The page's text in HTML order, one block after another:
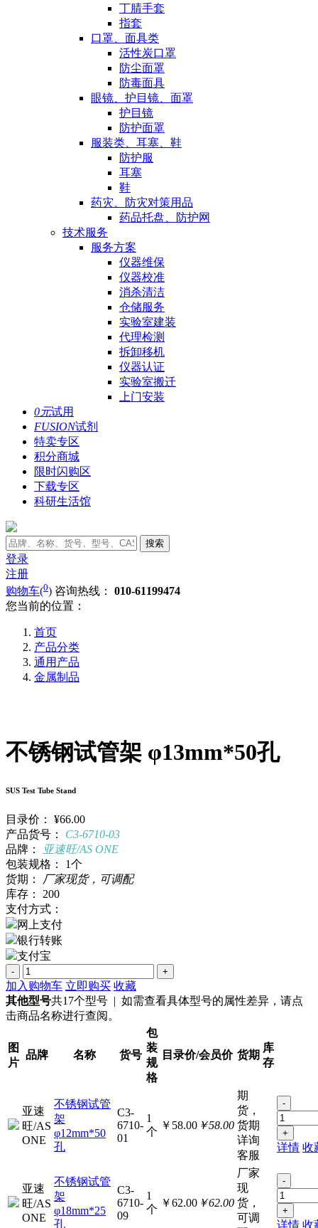
丁腈手套
指套
口罩、面具类
活性炭口罩
防尘面罩
防毒面具
眼镜、护目镜、面罩
护目镜
防护面罩
服装类、耳塞、鞋
防护服
耳塞
鞋
药灾、防灾对策用品
药品托盘、防护网
技术服务
服务方案
仪器维保
仪器校准
消杀清洁
仓储服务
实验室建装
代理检测
拆卸移机
仪器认证
实验室搬迁
上门安装
0元试用
FUSION试剂
特卖专区
积分商城
限时闪购区
下载专区
科研生活馆
搜索
登录
注册
购物车(0) 咨询热线： 010-61199474
您当前的位置：
首页
产品分类
通用产品
金属制品
不锈钢试管架 φ13mm*50孔
SUS Test Tube Stand
目录价：
¥66.00
产品货号：
C3-6710-03
品牌：
亚速旺/AS ONE
包装规格：
1个
货期：
厂家现货，可调配
库存：
200
支付方式：
网上支付
银行转账
支付宝
- +
加入购物车 立即购买 收藏
其他型号共17个型号 | 如需查看具体型号的属性差异，请点
击商品名称进行查阅。
图
片
品牌 名称 货号
包
装
规
格
目录价/会员价 货期
库
存
亚速
旺/AS
ONE
不锈钢试管
架
φ12mm*50
孔
C3-
6710-
01
1
个
￥58.00 ￥58.00
期
货，
货期
详询
客服
-
+
详情 收
亚速
旺/AS
ONE
不锈钢试管
架
φ18mm*25
孔
C3-
6710-
09
1
个
￥62.00 ￥62.00
厂家
现
货，
可调
-
+
详情 收